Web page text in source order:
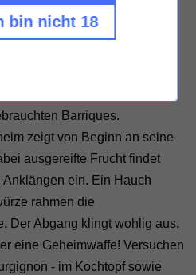
30 Jahre alten Reben von
werden mehrfach vor und
Auf die traditionelle
mindestens einjähriger
Barriques.
zeigt von Beginn an seine
ausgereifte Frucht findet
ein. Ein Hauch
rahmen die
Der Abgang klingt wohlig aus.
eine Geheimwaffe! Versuchen
- im Kochtopf sowie
bin nicht 18